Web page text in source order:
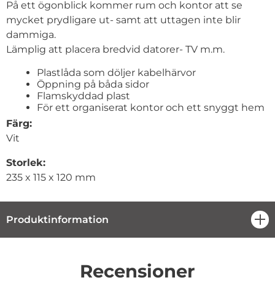
På ett ögonblick kommer rum och kontor att se
mycket prydligare ut- samt att uttagen inte blir
dammiga.
Lämplig att placera bredvid datorer- TV m.m.
Plastlåda som döljer kabelhärvor
Öppning på båda sidor
Flamskyddad plast
För ett organiserat kontor och ett snyggt hem
Färg:
Vit
Storlek:
235 x 115 x 120 mm
Produktinformation
Recensioner